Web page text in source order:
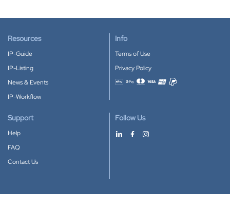
Resources
IP-Guide
IP-Listing
News & Events
IP-Workflow
Info
Terms of Use
Privacy Policy
Accepted payment methods
Support
Help
FAQ
Contact Us
Follow Us